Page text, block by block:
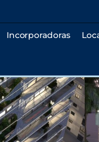
Incorporadoras